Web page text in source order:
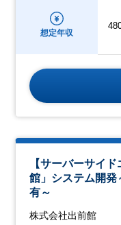
想定年収
【サーバーサイ
館」システム開発
有～
株式会社出前館